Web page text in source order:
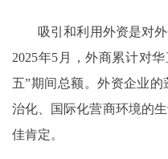
吸引和利用外资是对外
2025年5月，外商累计对
五”期间总额。外资企业
治化、国际化营商环境的
佳肯定。